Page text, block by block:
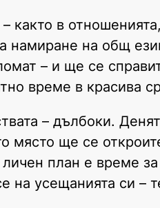
в
намиране на общ
– и ще се
време в красива
– дълбоки.
място ще се
план е време
на усещанията си –